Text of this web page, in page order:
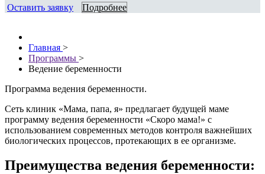
Оставить заявку
Подробнее
Главная >
Программы >
Ведение беременности
Программа ведения беременности.
Сеть клиник «Мама, папа, я» предлагает будущей маме
программу ведения беременности «Скоро мама!» с
использованием современных методов контроля важнейших
биологических процессов, протекающих в ее организме.
Преимущества ведения беременности: